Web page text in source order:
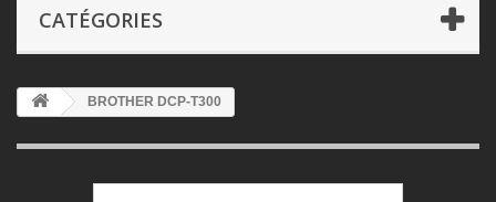
CATÉGORIES
BROTHER DCP-T300